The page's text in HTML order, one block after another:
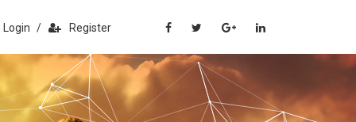
Login / Register